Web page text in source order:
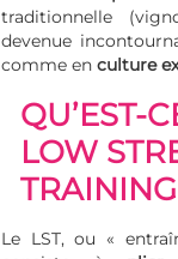
traditionnelle
devenue
comme en culture
QU’EST-
LOW
Le LST, ou «